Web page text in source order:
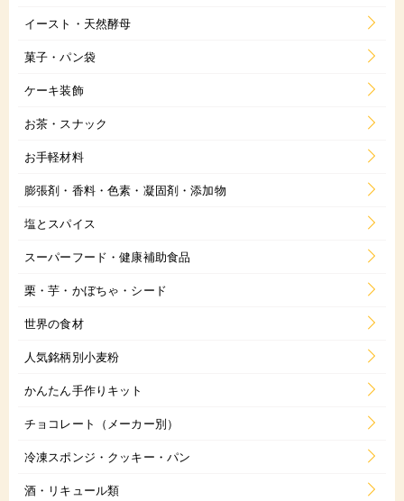
イースト・天然酵母
菓子・パン袋
ケーキ装飾
お茶・スナック
お手軽材料
膨張剤・香料・色素・凝固剤・添加物
塩とスパイス
スーパーフード・健康補助食品
栗・芋・かぼちゃ・シード
世界の食材
人気銘柄別小麦粉
かんたん手作りキット
チョコレート（メーカー別）
冷凍スポンジ・クッキー・パン
酒・リキュール類